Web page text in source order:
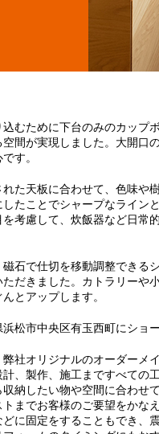
むために下台のみのカップ
間が実現しました。大開口
す。
た天板に合わせて、色味や
したことでシャープなライン
考慮して、炊飯器など日常
石で仕切を移動調整できる
だきました。カトラリーや
とアップします。
浜松市中央区有玉西町にショ
社オリジナルのオーダーメ
、製作、施工まですべての
納したい物や空間に合わせ
までお客様のご要望をかな
に固定をすることもでき、